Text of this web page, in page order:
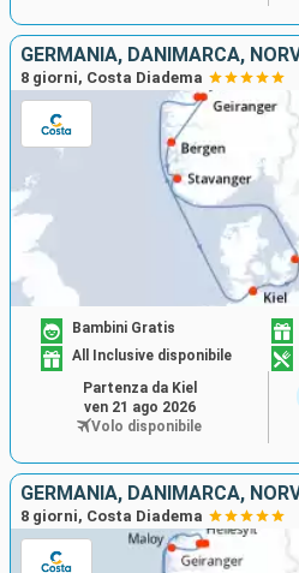
GERMANIA, DANIMARCA,
8 giorni, Costa Diadema
Bambini Gratis
All Inclusive disponibile
Partenza da Kiel
ven 21 ago 2026
Volo disponibile
GERMANIA, DANIMARCA,
8 giorni, Costa Diadema